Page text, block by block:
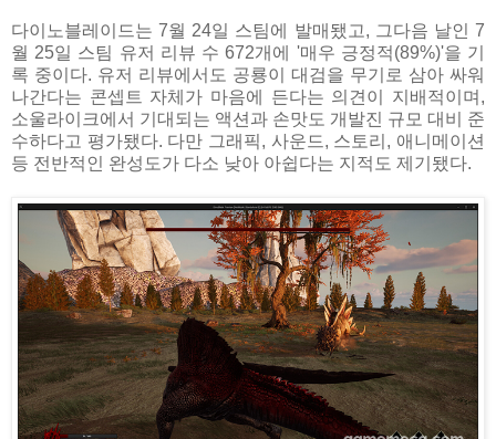
다이노블레이드는 7월 24일 스팀에 발매됐고, 그다음 날인 7
월 25일 스팀 유저 리뷰 수 672개에 '매우 긍정적(89%)'을 기
록 중이다. 유저 리뷰에서도 공룡이 대검을 무기로 삼아 싸워
나간다는 콘셉트 자체가 마음에 든다는 의견이 지배적이며,
소울라이크에서 기대되는 액션과 손맛도 개발진 규모 대비 준
수하다고 평가됐다. 다만 그래픽, 사운드, 스토리, 애니메이션
등 전반적인 완성도가 다소 낮아 아쉽다는 지적도 제기됐다.